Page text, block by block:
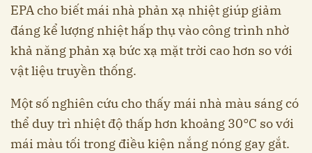
EPA cho biết mái nhà phản xạ nhiệt giúp giảm
đáng kể lượng nhiệt hấp thụ vào công trình nhờ
khả năng phản xạ bức xạ mặt trời cao hơn so với
vật liệu truyền thống.
Một số nghiên cứu cho thấy mái nhà màu sáng có
thể duy trì nhiệt độ thấp hơn khoảng 30°C so với
mái màu tối trong điều kiện nắng nóng gay gắt.